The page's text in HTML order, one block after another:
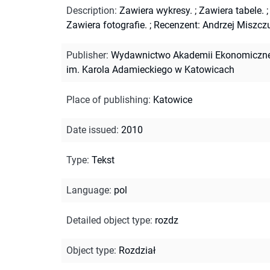
Description: Zawiera wykresy. ; Zawiera tabele. ;
Zawiera fotografie. ; Recenzent: Andrzej
Publisher: Wydawnictwo Akademii
im. Karola Adamieckiego w Katowicach
Place of publishing: Katowice
Date issued: 2010
Type: Tekst
Language: pol
Detailed object type: rozdz
Object type: Rozdział